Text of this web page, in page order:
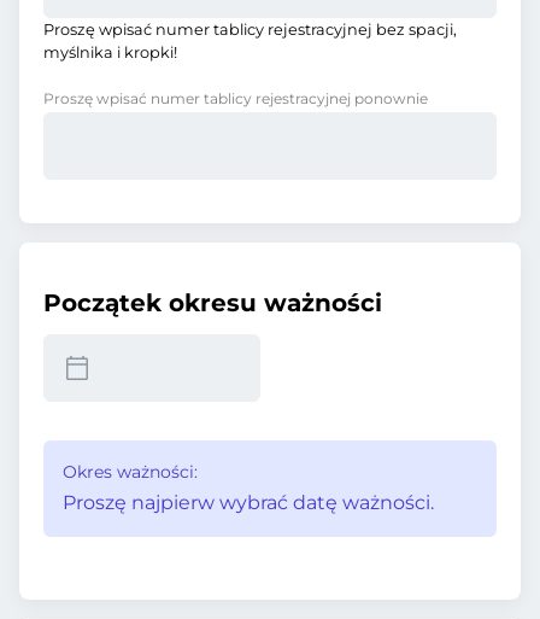
Proszę wpisać numer tablicy rejestracyjnej bez spacji,
myślnika i kropki!
Proszę wpisać numer tablicy rejestracyjnej ponownie
Początek okresu ważności
Okres ważności:
Proszę najpierw wybrać datę ważności.